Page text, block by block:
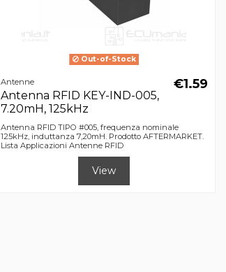
Out-of-Stock
Antenne
Antenna RFID KEY-IND-005,
7.20mH, 125kHz
€1.59
Antenna RFID TIPO #005, frequenza nominale
125kHz, induttanza 7,20mH. Prodotto AFTERMARKET.
Lista Applicazioni Antenne RFID
View